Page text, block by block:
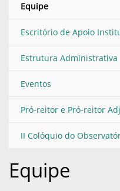
Equipe
Escritório de Apoio
Estrutura Administrativa
Eventos
Pró-reitor e Pró-reitor
II Colóquio do
Equipe